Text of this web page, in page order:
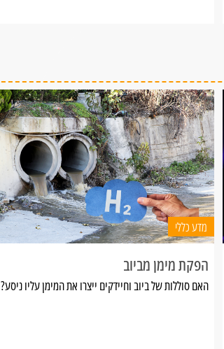
מדע כללי
הפקת מימן מביוב
האם סוללות של ביוב וחיידקים ייצרו את המימן עליו ניסע?